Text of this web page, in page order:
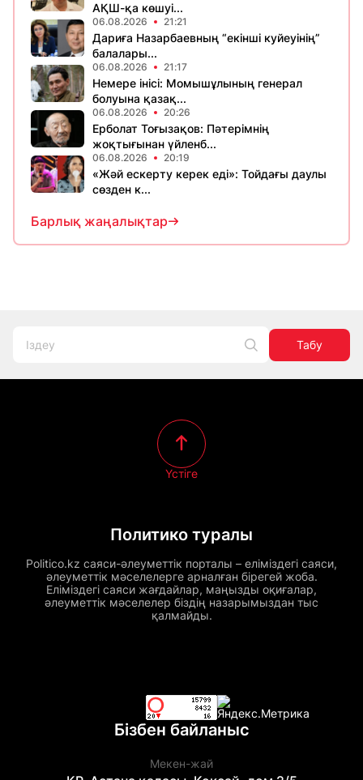
АҚШ-қа көшуі...
06.08.2026 21:21
Дариға Назарбаевның “екінші куйеуінің”
балалары...
06.08.2026 21:17
Немере інісі: Момышұлының генерал
болуына қазақ...
06.08.2026 20:26
Ерболат Тоғызақов: Пәтерімнің
жоқтығынан үйленб...
06.08.2026 20:19
«Жәй ескерту керек еді»: Тойдағы даулы
сөзден к...
Барлық жаңалықтар
Табу
Политико туралы
Politico.kz саяси-әлеуметтік порталы – еліміздегі саяси,
әлеуметтік мәселелерге арналған бірегей жоба.
Еліміздегі саяси жағдайлар, маңызды оқиғалар,
әлеуметтік мәселелер біздің назарымыздан тыс
қалмайды.
Үстіге
Бізбен байланыс
Мекен-жай